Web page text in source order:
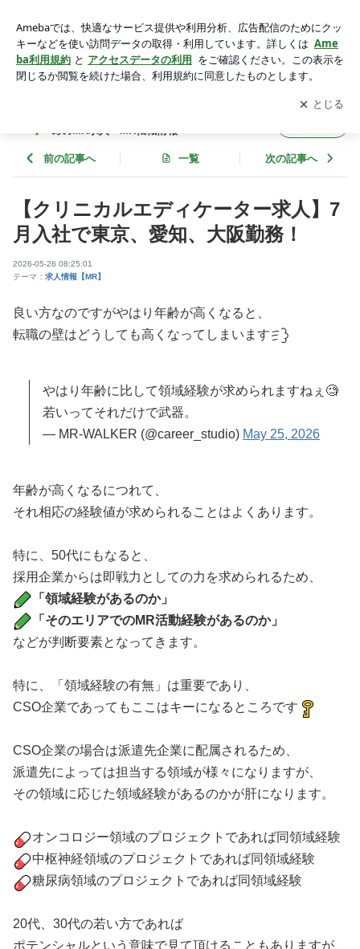
ためのMR求人・MR転職情報-
アプリをダウンロードして ブログの更新通知
を受け取りまし
ょう。
開く
めのMR求人・MR転職情報-
前の記事へ 一覧 次の記事へ
【クリニカルエディケーター求人】7
月入社で東京、愛知、大阪勤務！
2026-05-26 08:25:01
テーマ： 求人情報【MR】
良い方なのですがやはり年齢が高くなると、
転職の壁はどうしても高くなってしまいます
やはり年齢に比して領域経験が求められますねぇ🧐
若いってそれだけで武器。
— MR-WALKER (@career_studio) May 25, 2026
年齢が高くなるにつれて、
それ相応の経験値が求められることはよくあります。
特に、50代にもなると、
採用企業からは即戦力としての力を求められるため、
「領域経験があるのか」
「そのエリアでのMR活動経験があるのか」
などが判断要素となってきます。
特に、「領域経験の有無」は重要であり、
CSO企業であってもここはキーになるところです
CSO企業の場合は派遣先企業に配属されるため、
派遣先によっては担当する領域が様々になりますが、
その領域に応じた領域経験があるのかが肝になります。
オンコロジー領域のプロジェクトであれば同領域経験
中枢神経領域のプロジェクトであれば同領域経験
糖尿病領域のプロジェクトであれば同領域経験
20代、30代の若い方であれば
ポテンシャルという意味で見て頂けることもありますが、